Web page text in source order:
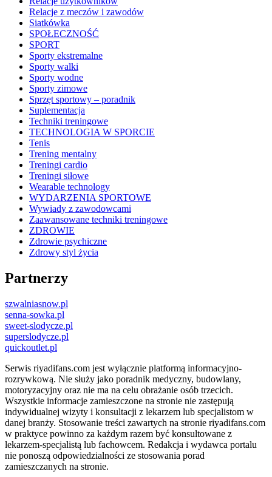
Relacje z meczów i zawodów
Siatkówka
SPOŁECZNOŚĆ
SPORT
Sporty ekstremalne
Sporty walki
Sporty wodne
Sporty zimowe
Sprzęt sportowy – poradnik
Suplementacja
Techniki treningowe
TECHNOLOGIA W SPORCIE
Tenis
Trening mentalny
Treningi cardio
Treningi siłowe
Wearable technology
WYDARZENIA SPORTOWE
Wywiady z zawodowcami
Zaawansowane techniki treningowe
ZDROWIE
Zdrowie psychiczne
Zdrowy styl życia
Partnerzy
szwalniasnow.pl
senna-sowka.pl
sweet-slodycze.pl
superslodycze.pl
quickoutlet.pl
Serwis riyadifans.com jest wyłącznie platformą informacyjno-
rozrywkową. Nie służy jako poradnik medyczny, budowlany,
motoryzacyjny oraz nie ma na celu obrażanie osób trzecich.
Wszystkie informacje zamieszczone na stronie nie zastępują
indywidualnej wizyty i konsultacji z lekarzem lub specjalistom w
danej branży. Stosowanie treści zawartych na stronie riyadifans.com
w praktyce powinno za każdym razem być konsultowane z
lekarzem-specjalistą lub fachowcem. Redakcja i wydawca portalu
nie ponoszą odpowiedzialności ze stosowania porad
zamieszczanych na stronie.